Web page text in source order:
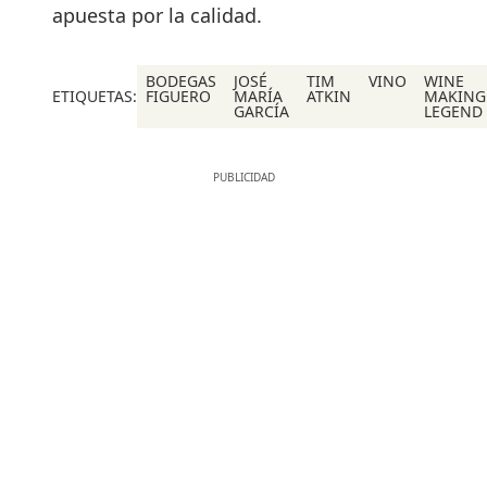
apuesta por la calidad.
ETIQUETAS:
BODEGAS
FIGUERO
JOSÉ
MARÍA
GARCÍA
TIM
ATKIN
VINO WINE
MAKING
LEGEND